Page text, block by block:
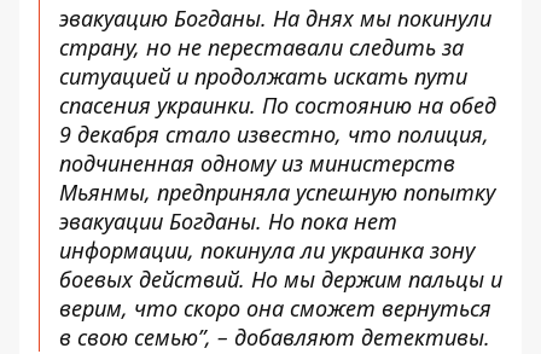
эвакуацию Богданы. На днях мы покинули
страну, но не переставали следить за
ситуацией и продолжать искать пути
спасения украинки. По состоянию на обед
9 декабря стало известно, что полиция,
подчиненная одному из министерств
Мьянмы, предприняла успешную попытку
эвакуации Богданы. Но пока нет
информации, покинула ли украинка зону
боевых действий. Но мы держим пальцы и
верим, что скоро она сможет вернуться
в свою семью”, – добавляют детективы.